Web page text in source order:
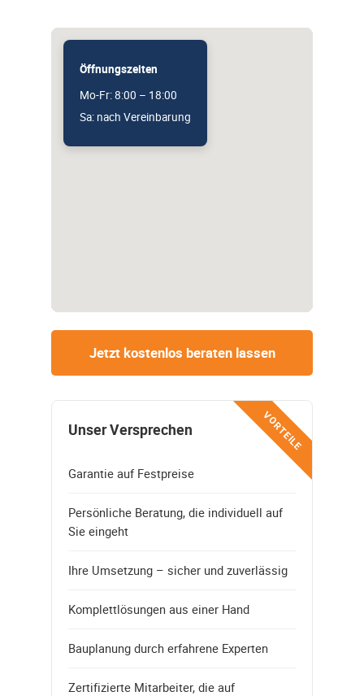
Öffnungszeiten
Mo-Fr: 8:00 – 18:00
Sa: nach Vereinbarung
Jetzt kostenlos beraten lassen
VORTEILE
Unser Versprechen
Garantie auf Festpreise
Persönliche Beratung, die individuell auf
Sie eingeht
Ihre Umsetzung – sicher und zuverlässig
Komplettlösungen aus einer Hand
Bauplanung durch erfahrene Experten
Zertifizierte Mitarbeiter, die auf